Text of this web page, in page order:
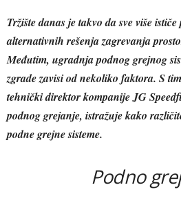
Tržište danas je takvo da sve više
alternativnih rešenja zagrevanja
Međutim, ugradnja podnog grejnog
zgrade zavisi od nekoliko faktora. S
tehnički direktor kompanije JG
podnog grejanje, istražuje kako
podne grejne sisteme.
Podno